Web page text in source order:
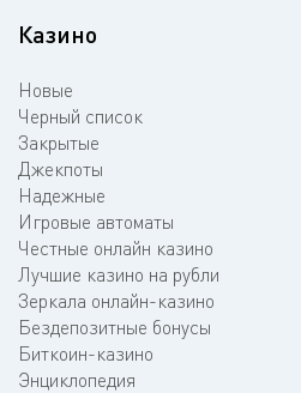
Казино
Новые
Черный список
Закрытые
Джекпоты
Надежные
Игровые автоматы
Честные онлайн казино
Лучшие казино на рубли
Зеркала онлайн-казино
Бездепозитные бонусы
Биткоин-казино
Энциклопедия